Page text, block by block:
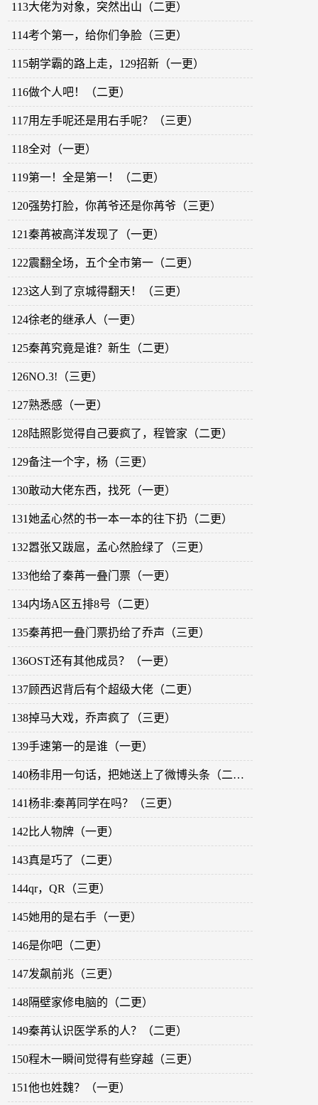
113大佬为对象，突然出山（二更）
114考个第一，给你们争脸（三更）
115朝学霸的路上走，129招新（一更）
116做个人吧！（二更）
117用左手呢还是用右手呢？（三更）
118全对（一更）
119第一！全是第一！（二更）
120强势打脸，你苒爷还是你苒爷（三更）
121秦苒被高洋发现了（一更）
122震翻全场，五个全市第一（二更）
123这人到了京城得翻天！（三更）
124徐老的继承人（一更）
125秦苒究竟是谁？新生（二更）
126NO.3!（三更）
127熟悉感（一更）
128陆照影觉得自己要疯了，程管家（二更）
129备注一个字，杨（三更）
130敢动大佬东西，找死（一更）
131她孟心然的书一本一本的往下扔（二更）
132嚣张又跋扈，孟心然脸绿了（三更）
133他给了秦苒一叠门票（一更）
134内场A区五排8号（二更）
135秦苒把一叠门票扔给了乔声（三更）
136OST还有其他成员？（一更）
137顾西迟背后有个超级大佬（二更）
138掉马大戏，乔声疯了（三更）
139手速第一的是谁（一更）
140杨非用一句话，把她送上了微博头条（二更）
141杨非:秦苒同学在吗？（三更）
142比人物牌（一更）
143真是巧了（二更）
144qr，QR（三更）
145她用的是右手（一更）
146是你吧（二更）
147发飙前兆（三更）
148隔壁家修电脑的（二更）
149秦苒认识医学系的人？（二更）
150程木一瞬间觉得有些穿越（三更）
151他也姓魏？（一更）